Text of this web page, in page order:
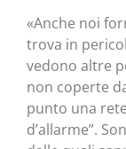
«Anche noi
trova in
vedono altre
non coperte
punto una
d’allarme”.